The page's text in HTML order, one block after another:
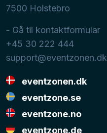
7500 Holstebro
- Gå til kontaktformular
+45 30 222 444
support@eventzonen.dk
eventzonen.dk
eventzone.se
eventzone.no
eventzone.de